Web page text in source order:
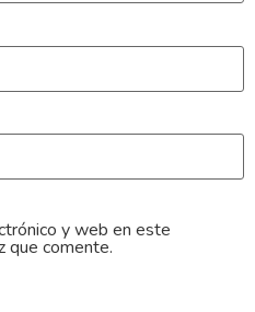
y web en este
que comente.